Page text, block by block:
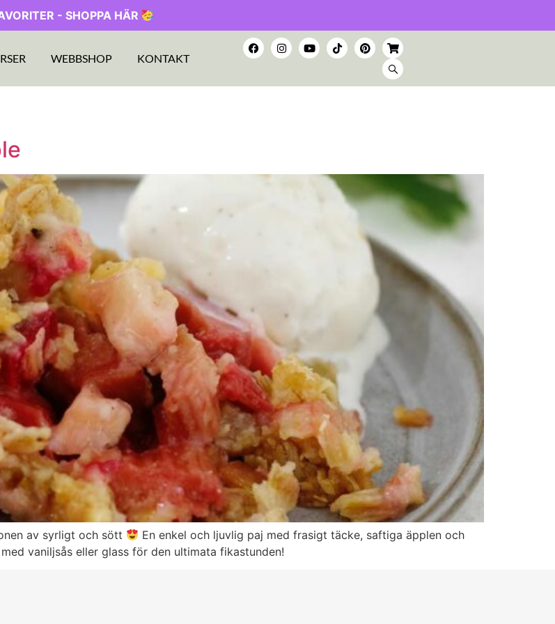
- SHOPPA HÄR
WEBBSHOP KONTAKT
av syrligt och sött
En enkel och ljuvlig paj med frasigt täcke, saftiga äpplen och
vaniljsås eller glass för den ultimata fikastunden!